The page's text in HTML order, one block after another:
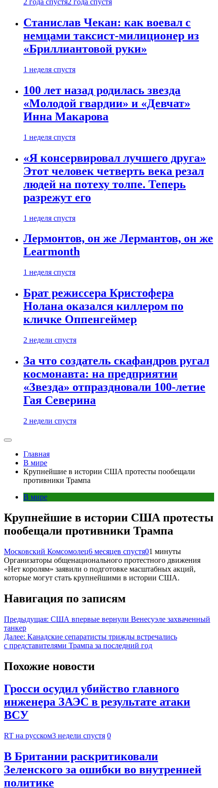
2 года спустя2 года спустя
Станислав Чекан: как воевал с
немцами таксист-милиционер из
«Бриллиантовой руки»
1 неделя спустя
100 лет назад родилась звезда
«Молодой гвардии» и «Девчат»
Инна Макарова
1 неделя спустя
«Я консервировал лучшего друга»
Этот человек четверть века резал
людей на потеху толпе. Теперь
разрежут его
1 неделя спустя
Лермонтов, он же Лермантов, он же
Learmonth
1 неделя спустя
Брат режиссера Кристофера
Нолана оказался киллером по
кличке Оппенгеймер
2 недели спустя
За что создатель скафандров ругал
космонавта: на предприятии
«Звезда» отпраздновали 100-летие
Гая Северина
2 недели спустя
Главная
В мире
Крупнейшие в истории США протесты пообещали
противники Трампа
В мире
Крупнейшие в истории США протесты
пообещали противники Трампа
Московский Комсомолец6 месяцев спустя01 минуты
Организаторы общенационального протестного движения
«Нет королям» заявили о подготовке масштабных акций,
которые могут стать крупнейшими в истории США.
Навигация по записям
Предыдущая: США впервые вернули Венесуэле захваченный
танкер
Далее: Канадские сепаратисты трижды встречались
с представителями Трампа за последний год
Похожие новости
Гросси осудил убийство главного
инженера ЗАЭС в результате атаки
ВСУ
RT на русском3 недели спустя 0
В Британии раскритиковали
Зеленского за ошибки во внутренней
политике